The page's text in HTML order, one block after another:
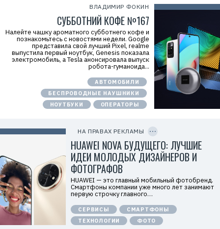
ВЛАДИМИР ФОКИН
СУББОТНИЙ КОФЕ №167
Налейте чашку ароматного субботнего кофе и
познакомьтесь с новостями недели. Google
представила свой лучший Pixel, realme
выпустила первый ноутбук, Genesis показала
электромобиль, а Tesla анонсировала выпуск
робота-гуманоида...
АВТОМОБИЛИ
БЕСПРОВОДНЫЕ НАУШНИКИ
НОУТБУКИ
ОПЕРАТОРЫ
НА ПРАВАХ РЕКЛАМЫ
y
T
M
Р
е
к
л
а
м
т
О
О
О
«
х
к
м
п
а
н
I
HUAWEI NOVA БУДУЩЕГО: ЛУЧШИЕ
ИДЕИ МОЛОДЫХ ДИЗАЙНЕРОВ И
ФОТОГРАФОВ
HUAWEI — это главный мобильный фотобренд.
Смартфоны компании уже много лет занимают
первую строчку главного…
СЕРВИСЫ
СМАРТФОНЫ
ТЕХНОЛОГИИ
ФОТО